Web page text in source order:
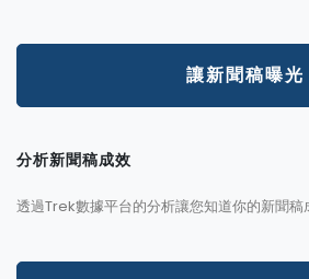
讓新聞稿曝光
分析新聞稿成效
透過Trek數據平台的分析讓您知道你的新聞稿